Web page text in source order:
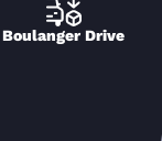
Boulanger Drive